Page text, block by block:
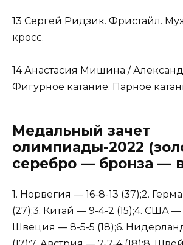
13 Сергей Ридзик. Фристайл.
кросс.
14 Анастасия Мишина /
Фигурное катание. Парное
Медальный зачет
олимпиады-2022
серебро — бронза —
1. Норвегия — 16-8-13 (37);2.
(27);3. Китай — 9-4-2 (15);4. США —
Швеция — 8-5-5 (18);6.